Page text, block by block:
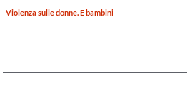
Violenza sulle donne. E bambini